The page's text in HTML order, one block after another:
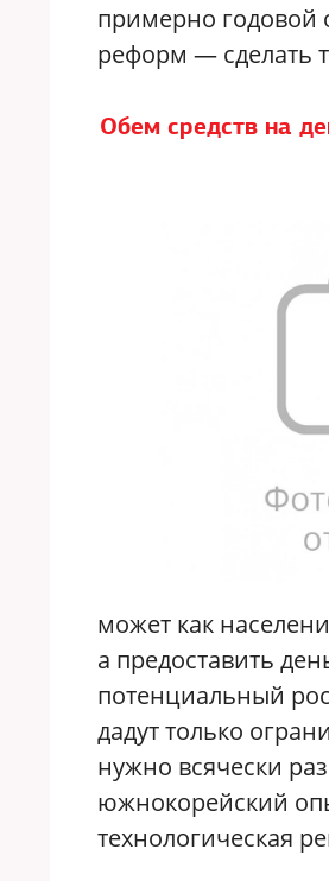
примерно годовой
реформ — сделать
Обем средств на
может как
а предоставить
потенциальный
дадут только
нужно всячески
южнокорейский
технологическая